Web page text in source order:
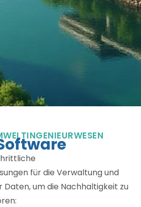
für die Verwaltung und
Daten, um die Nachhaltigkeit zu